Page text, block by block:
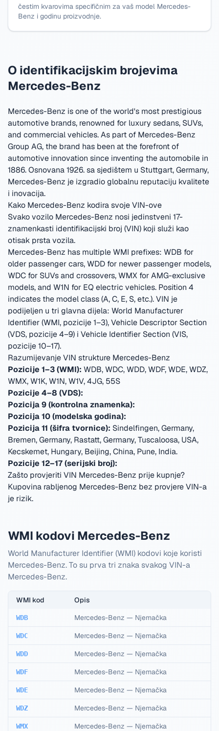
čestim kvarovima specifičnim za vaš model Mercedes-
Benz i godinu proizvodnje.
O identifikacijskim brojevima
Mercedes-Benz
Mercedes-Benz is one of the world's most prestigious
automotive brands, renowned for luxury sedans, SUVs,
and commercial vehicles. As part of Mercedes-Benz
Group AG, the brand has been at the forefront of
automotive innovation since inventing the automobile in
1886.Osnovana 1926. sa sjedištem u Stuttgart, Germany,
Mercedes-Benz je izgradio globalnu reputaciju kvalitete
i inovacija.
Kako Mercedes-Benz kodira svoje VIN-ove
Svako vozilo Mercedes-Benz nosi jedinstveni 17-
znamenkasti identifikacijski broj (VIN) koji služi kao
otisak prsta vozila.
Mercedes-Benz has multiple WMI prefixes: WDB for
older passenger cars, WDD for newer passenger models,
WDC for SUVs and crossovers, WMX for AMG-exclusive
models, and W1N for EQ electric vehicles. Position 4
indicates the model class (A, C, E, S, etc.).VIN je
podijeljen u tri glavna dijela: World Manufacturer
Identifier (WMI, pozicije 1–3), Vehicle Descriptor Section
(VDS, pozicije 4–9) i Vehicle Identifier Section (VIS,
pozicije 10–17).
Razumijevanje VIN strukture Mercedes-Benz
Pozicije 1–3 (WMI): WDB, WDC, WDD, WDF, WDE, WDZ,
WMX, W1K, W1N, W1V, 4JG, 55S
Pozicije 4–8 (VDS):
Pozicija 9 (kontrolna znamenka):
Pozicija 10 (modelska godina):
Pozicija 11 (šifra tvornice): Sindelfingen, Germany,
Bremen, Germany, Rastatt, Germany, Tuscaloosa, USA,
Kecskemet, Hungary, Beijing, China, Pune, India.
Pozicije 12–17 (serijski broj):
Zašto provjeriti VIN Mercedes-Benz prije kupnje?
Kupovina rabljenog Mercedes-Benz bez provjere VIN-a
je rizik.
WMI kodovi Mercedes-Benz
World Manufacturer Identifier (WMI) kodovi koje koristi
Mercedes-Benz. To su prva tri znaka svakog VIN-a
Mercedes-Benz.
WMI kod Opis
WDB Mercedes-Benz — Njemačka
WDC Mercedes-Benz — Njemačka
WDD Mercedes-Benz — Njemačka
WDF Mercedes-Benz — Njemačka
WDE Mercedes-Benz — Njemačka
WDZ Mercedes-Benz — Njemačka
WMX Mercedes-Benz — Njemačka